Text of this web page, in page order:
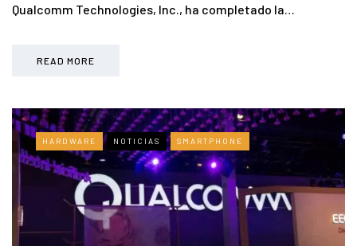
Qualcomm Technologies, Inc., ha completado la…
READ MORE
HARDWARE NOTICIAS SMARTPHONE